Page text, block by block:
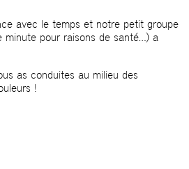
avec le temps et notre petit groupe
minute pour raisons de santé…) a
as conduites au milieu des
!